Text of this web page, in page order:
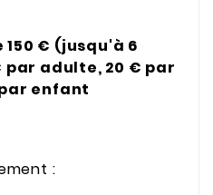
€ (jusqu'à 6
adulte, 20 € par
enfant
: